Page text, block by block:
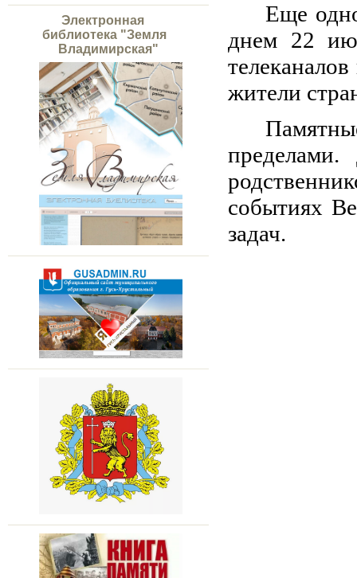
Электронная
библиотека "Земля
Владимирская"
Еще
днем 22
жители
событиях
задач.